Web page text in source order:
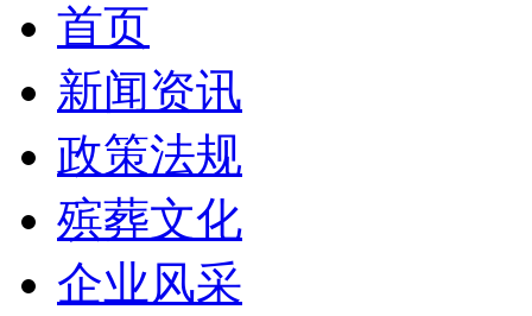
首页
新闻资讯
政策法规
殡葬文化
企业风采